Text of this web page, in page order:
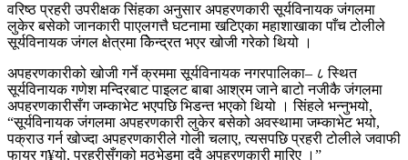
वरिष्ठ प्रहरी उपरीक्षक सिंहका अनुसार अपहरणकारी सूर्यविनायक जंगलमा
लुकेर बसेको जानकारी पाएलगत्तै घटनामा खटिएका महाशाखाका पाँच टोलीले
सूर्यविनायक जंगल क्षेत्रमा केिन्द्रत भएर खोजी गरेको थियो ।
अपहरणकारीको खोजी गर्ने क्रममा सूर्यविनायक नगरपालिका– ८ स्थित
सूर्यविनायक गणेश मन्दिरबाट पाइलट बाबा आश्रम जाने बाटो नजीकै जंगलमा
अपहरणकारीसँग जम्काभेट भएपछि भिडन्त भएको थियो । सिंहले भन्नुभयो,
“सूर्यविनायक जंगलमा अपहरणकारी लुकेर बसेको अवस्थामा जम्काभेट भयो,
पक्राउ गर्न खोज्दा अपहरणकारीले गोली चलाए, त्यसपछि प्रहरी टोलीले जवाफी
फायर ग¥यो, प्रहरीसँगको मुठभेडमा दुवै अपहरणकारी मारिए ।”